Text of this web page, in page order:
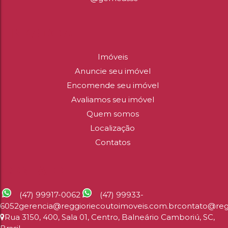
Imóveis
Anuncie seu imóvel
Encomende seu imóvel
Avaliamos seu imóvel
Quem somos
Localização
Contatos
(47) 99917-0062
(47) 99933-
6052gerencia@reggioriecoutoimoveis.com.br
Rua 3150, 400, Sala 01, Centro, Balneário Camboriú, SC,